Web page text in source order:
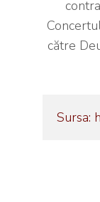
către
Sursa: